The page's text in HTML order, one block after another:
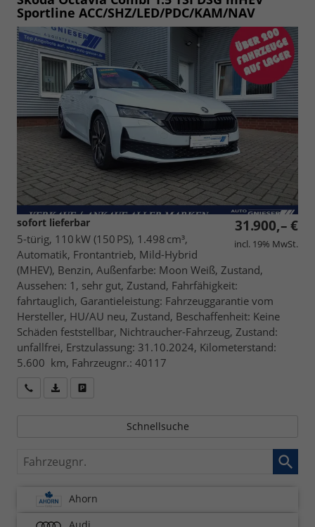
Sportline ACC/SHZ/LED/PDC/KAM/NAV
31.900,– €
incl. 19% MwSt.
sofort lieferbar
5-türig, 110 kW (150 PS), 1.498 cm³,
Automatik, Frontantrieb, Mild-Hybrid
(MHEV), Benzin, Außenfarbe: Moon Weiß, Zustand,
Aussehen: 1, sehr gut, Zustand, Fahrfähigkeit:
fahrtauglich, Garantieleistung: Fahrzeuggarantie vom
Hersteller, HU/AU neu, Zustand, Beschaffenheit: Keine
Schäden feststellbar, Nichtraucher-Fahrzeug, Zustand:
unfallfrei, Erstzulassung: 31.10.2024, Kilometerstand:
5.600 km, Fahrzeugnr.: 40117
Wir rufen Sie anFahrzeugexposé (PDF)
Schnellsuche
Fahrzeugnr.
Ahorn